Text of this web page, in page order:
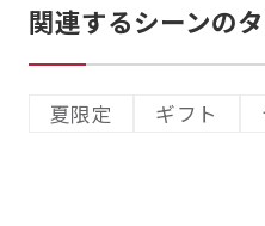
関連するシーンの
夏限定 ギフト